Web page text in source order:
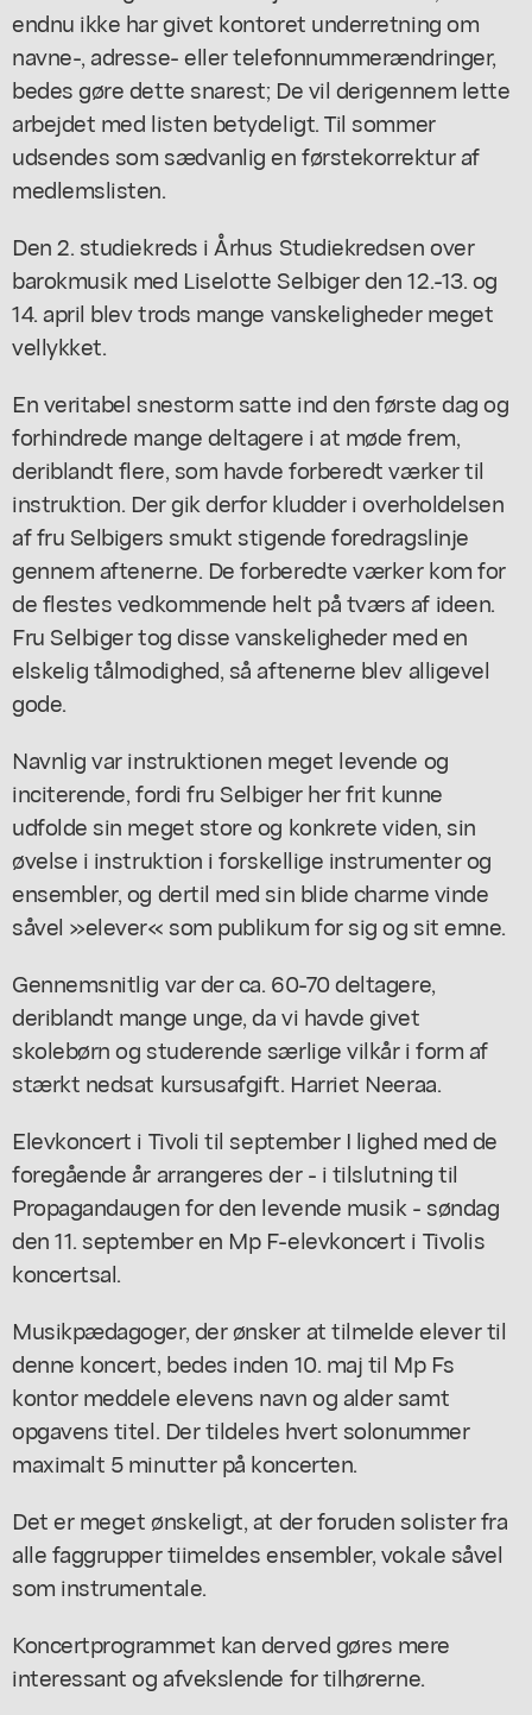
endnu ikke har givet kontoret underretning om
navne-, adresse- eller telefonnummerændringer,
bedes gøre dette snarest; De vil derigennem lette
arbejdet med listen betydeligt. Til sommer
udsendes som sædvanlig en førstekorrektur af
medlemslisten.
Den 2. studiekreds i Århus Studiekredsen over
barokmusik med Liselotte Selbiger den 12.-13. og
14. april blev trods mange vanskeligheder meget
vellykket.
En veritabel snestorm satte ind den første dag og
forhindrede mange deltagere i at møde frem,
deriblandt flere, som havde forberedt værker til
instruktion. Der gik derfor kludder i overholdelsen
af fru Selbigers smukt stigende foredragslinje
gennem aftenerne. De forberedte værker kom for
de flestes vedkommende helt på tværs af ideen.
Fru Selbiger tog disse vanskeligheder med en
elskelig tålmodighed, så aftenerne blev alligevel
gode.
Navnlig var instruktionen meget levende og
inciterende, fordi fru Selbiger her frit kunne
udfolde sin meget store og konkrete viden, sin
øvelse i instruktion i forskellige instrumenter og
ensembler, og dertil med sin blide charme vinde
såvel »elever« som publikum for sig og sit emne.
Gennemsnitlig var der ca. 60-70 deltagere,
deriblandt mange unge, da vi havde givet
skolebørn og studerende særlige vilkår i form af
stærkt nedsat kursusafgift. Harriet Neeraa.
Elevkoncert i Tivoli til september I lighed med de
foregående år arrangeres der - i tilslutning til
Propagandaugen for den levende musik - søndag
den 11. september en Mp F-elevkoncert i Tivolis
koncertsal.
Musikpædagoger, der ønsker at tilmelde elever til
denne koncert, bedes inden 10. maj til Mp Fs
kontor meddele elevens navn og alder samt
opgavens titel. Der tildeles hvert solonummer
maximalt 5 minutter på koncerten.
Det er meget ønskeligt, at der foruden solister fra
alle faggrupper tiimeldes ensembler, vokale såvel
som instrumentale.
Koncertprogrammet kan derved gøres mere
interessant og afvekslende for tilhørerne.